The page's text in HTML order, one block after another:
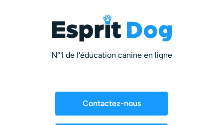
N°1 de l'éducation canine en ligne
Contactez-nous